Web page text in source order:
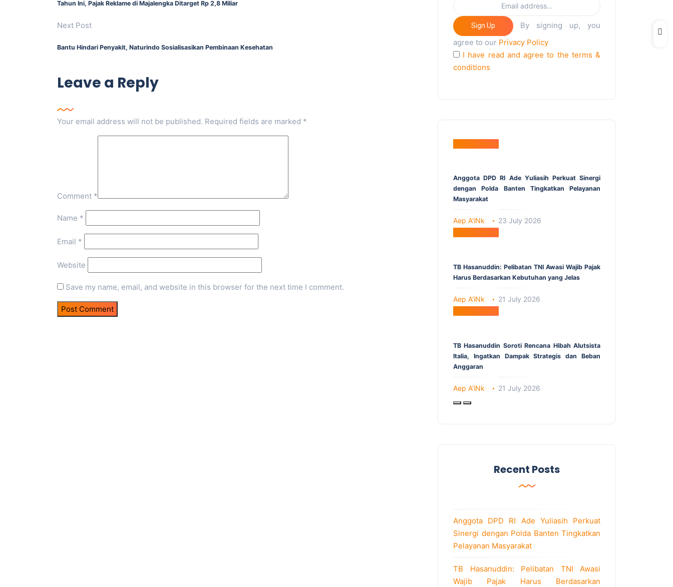
Tahun Ini, Pajak Reklame di Majalengka Ditarget Rp 2,8 Miliar
Next Post
Bantu Hindari Penyakit, Naturindo Sosialisasikan Pembinaan Kesehatan
Leave a Reply
Your email address will not be published. Required fields are marked *
Comment *
Name *
Email *
Website
Save my name, email, and website in this browser for the next time I comment.
Sign Up
By signing up, you
agree to our Privacy Policy
I have read and agree to the terms &
conditions
Berita Utama
Anggota DPD RI Ade Yuliasih Perkuat Sinergi
dengan Polda Banten Tingkatkan Pelayanan
Masyarakat
Aep A'iNk 23 July 2026
Berita Utama
TB Hasanuddin: Pelibatan TNI Awasi Wajib Pajak
Harus Berdasarkan Kebutuhan yang Jelas
Aep A'iNk 21 July 2026
Berita Utama
TB Hasanuddin Soroti Rencana Hibah Alutsista
Italia, Ingatkan Dampak Strategis dan Beban
Anggaran
Aep A'iNk 21 July 2026
Recent Posts
Anggota DPD RI Ade Yuliasih Perkuat
Sinergi dengan Polda Banten Tingkatkan
Pelayanan Masyarakat
TB Hasanuddin: Pelibatan TNI Awasi
Wajib Pajak Harus Berdasarkan